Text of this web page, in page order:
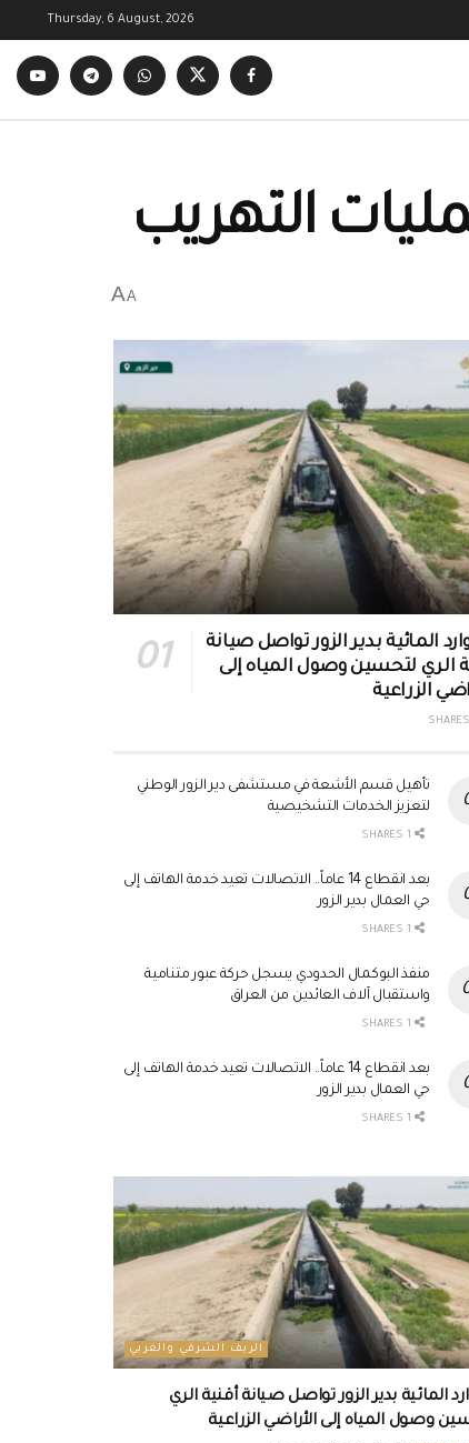
Thursday, 6 August, 2026
التهريب
A
A
المائية بدير الزور تواصل صيانة
الري لتحسين وصول المياه إلى
الزراعية
تأهيل قسم الأشعة في مستشفى دير الزور الوطني
لتعزيز الخدمات التشخيصية
بعد انقطاع 14 عاماً.. الاتصالات تعيد خدمة الهاتف إلى
حي العمال بدير الزور
منفذ البوكمال الحدودي يسجل حركة عبور متنامية
واستقبال آلاف العائدين من العراق
بعد انقطاع 14 عاماً.. الاتصالات تعيد خدمة الهاتف إلى
حي العمال بدير الزور
الريف الشرقي والغربي
المائية بدير الزور تواصل صيانة أقنية الري
وصول المياه إلى الأراضي الزراعية